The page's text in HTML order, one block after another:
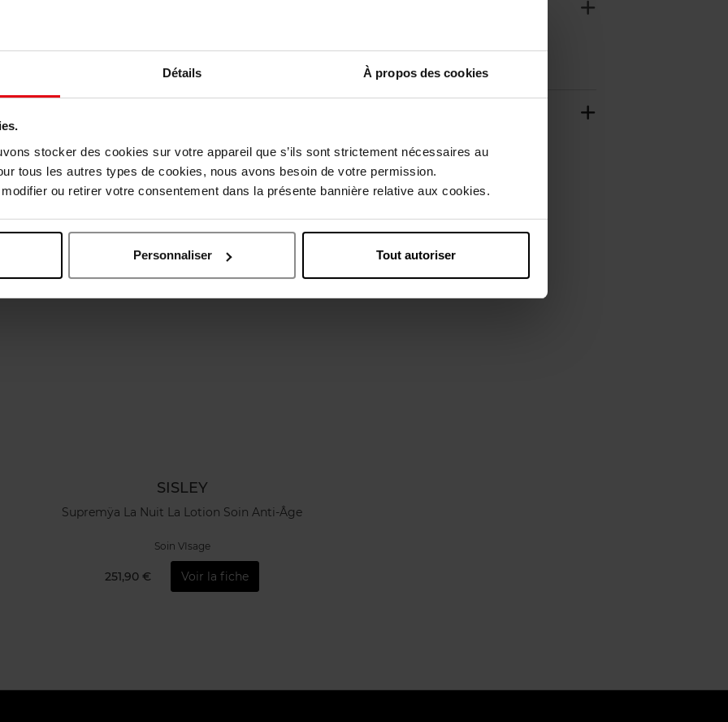
Détails À propos des cookies
stocker des cookies sur votre appareil que s’ils sont strictement nécessaires au
tous les autres types de cookies, nous avons besoin de votre permission.
ou retirer votre consentement dans la présente bannière relative aux cookies.
Personnaliser Tout autoriser
Oublié quelque chose ?
SISLEY
Supremÿa La Nuit La Lotion Soin Anti-Âge
Soin VIsage
251,90 € Voir la fiche